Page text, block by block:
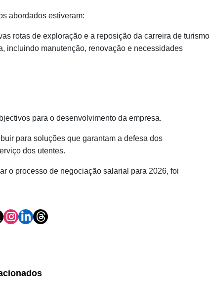
abordados estiveram:
rotas de exploração e a reposição da carreira de turismo
incluindo manutenção, renovação e necessidades
para o desenvolvimento da empresa.
para soluções que garantam a defesa dos
dos utentes.
o processo de negociação salarial para 2026, foi